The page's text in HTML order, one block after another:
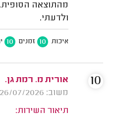
מהתוצאה
ולדעתי.
איכות 10 זמנים 10
אורית מ. רמת גן.
משוב: 26/07/2026
תיאור השירות:
10